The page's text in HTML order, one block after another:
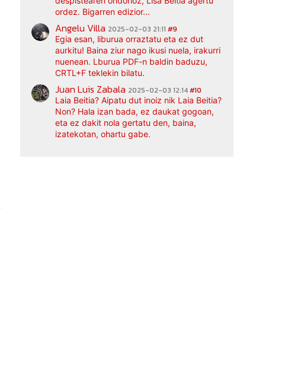
ordez. Bigarren edizior...
Angelu Villa 2025-02-03 21:11 #9
Egia esan, liburua orraztatu eta ez dut
aurkitu! Baina ziur nago ikusi nuela, irakurri
nuenean. Lburua PDF-n baldin baduzu,
CRTL+F teklekin bilatu.
Juan Luis Zabala 2025-02-03 12:14#10
Laia Beitia? Aipatu dut inoiz nik Laia Beitia?
Non? Hala izan bada, ez daukat gogoan,
eta ez dakit nola gertatu den, baina,
izatekotan, ohartu gabe.